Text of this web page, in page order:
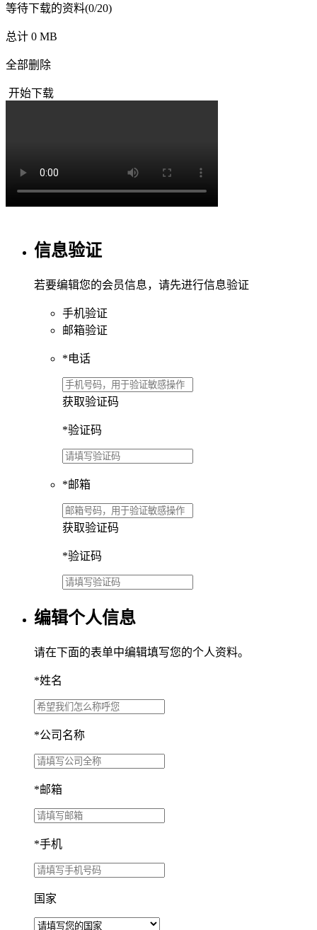
等待下载的资料(0/20)
总计 0 MB
全部删除
开始下载
信息验证
若要编辑您的会员信息，请先进行信息验证
手机验证
邮箱验证
*电话
获取验证码
*验证码
*邮箱
获取验证码
*验证码
编辑个人信息
请在下面的表单中编辑填写您的个人资料。
*姓名
*公司名称
*邮箱
*手机
国家